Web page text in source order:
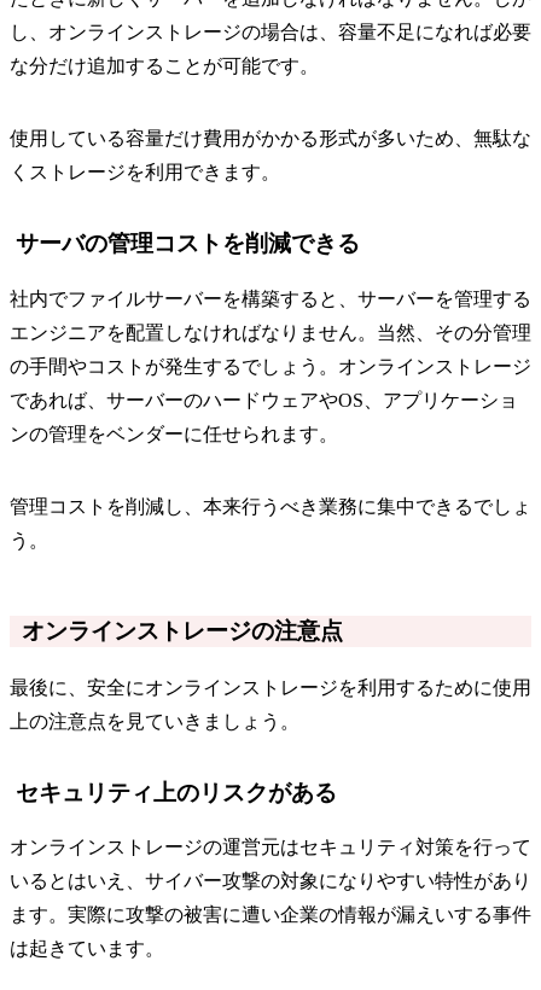
し、オンラインストレージの場合は、容量不足になれば必要
な分だけ追加することが可能です。
使用している容量だけ費用がかかる形式が多いため、無駄な
くストレージを利用できます。
サーバの管理コストを削減できる
社内でファイルサーバーを構築すると、サーバーを管理する
エンジニアを配置しなければなりません。当然、その分管理
の手間やコストが発生するでしょう。オンラインストレージ
であれば、サーバーのハードウェアやOS、アプリケーショ
ンの管理をベンダーに任せられます。
管理コストを削減し、本来行うべき業務に集中できるでしょ
う。
オンラインストレージの注意点
最後に、安全にオンラインストレージを利用するために使用
上の注意点を見ていきましょう。
セキュリティ上のリスクがある
オンラインストレージの運営元はセキュリティ対策を行って
いるとはいえ、サイバー攻撃の対象になりやすい特性があり
ます。実際に攻撃の被害に遭い企業の情報が漏えいする事件
は起きています。